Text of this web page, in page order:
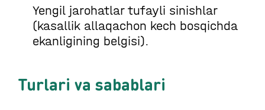
Yengil jarohatlar tufayli sinishlar
(kasallik allaqachon kech bosqichda
ekanligining belgisi).
Turlari va sabablari